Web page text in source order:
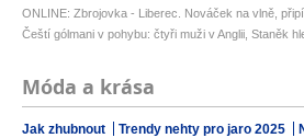
ONLINE: Zbrojovka - Liberec. Nováček na vlně,
Čeští gólmani v pohybu: čtyři muži v Anglii, Staněk
Móda a krása
Jak zhubnout Trendy nehty pro jaro 2025